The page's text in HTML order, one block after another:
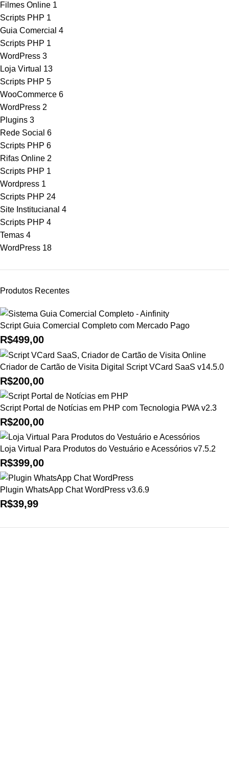
Filmes Online 1
Scripts PHP 1
Guia Comercial 4
Scripts PHP 1
WordPress 3
Loja Virtual 13
Scripts PHP 5
WooCommerce 6
WordPress 2
Plugins 3
Rede Social 6
Scripts PHP 6
Rifas Online 2
Scripts PHP 1
Wordpress 1
Scripts PHP 24
Site Institucianal 4
Scripts PHP 4
Temas 4
WordPress 18
Produtos Recentes
Script Guia Comercial Completo com Mercado Pago
R$499,00
Criador de Cartão de Visita Digital Script VCard SaaS v14.5.0
R$200,00
Script Portal de Notícias em PHP com Tecnologia PWA v2.3
R$200,00
Loja Virtual Para Produtos do Vestuário e Acessórios v7.5.2
R$399,00
Plugin WhatsApp Chat WordPress v3.6.9
R$39,99